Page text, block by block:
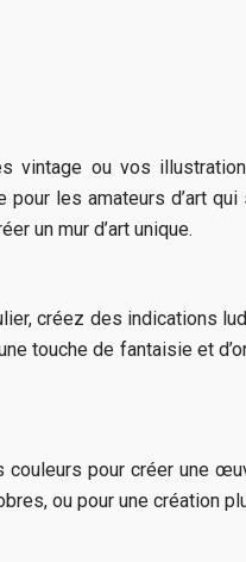
vintage ou vos
les amateurs d’art
un mur d’art unique.
créez des indications
touche de fantaisie et
pour créer une
ou pour une création